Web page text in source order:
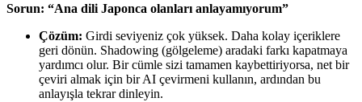
Sorun: “Ana dili Japonca olanları anlayamıyorum”
Çözüm: Girdi seviyeniz çok yüksek. Daha kolay içeriklere
geri dönün. Shadowing (gölgeleme) aradaki farkı kapatmaya
yardımcı olur. Bir cümle sizi tamamen kaybettiriyorsa, net bir
çeviri almak için bir AI çevirmeni kullanın, ardından bu
anlayışla tekrar dinleyin.